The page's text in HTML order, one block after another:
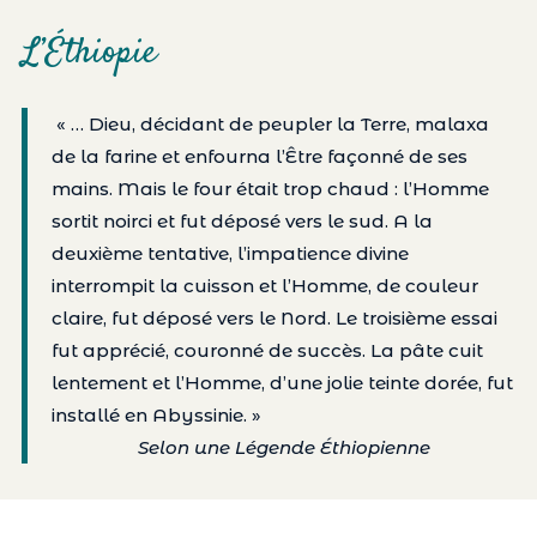
L’Éthiopie
« … Dieu, décidant de peupler la Terre, malaxa
de la farine et enfourna l’Être façonné de ses
mains. Mais le four était trop chaud : l’Homme
sortit noirci et fut déposé vers le sud. A la
deuxième tentative, l’impatience divine
interrompit la cuisson et l’Homme, de couleur
claire, fut déposé vers le Nord. Le troisième essai
fut apprécié, couronné de succès. La pâte cuit
lentement et l’Homme, d’une jolie teinte dorée, fut
installé en Abyssinie. »
Selon une Légende Éthiopienne